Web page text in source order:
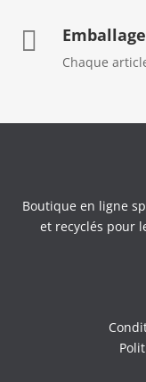

Chaque
Boutique en ligne
et recyclés pour